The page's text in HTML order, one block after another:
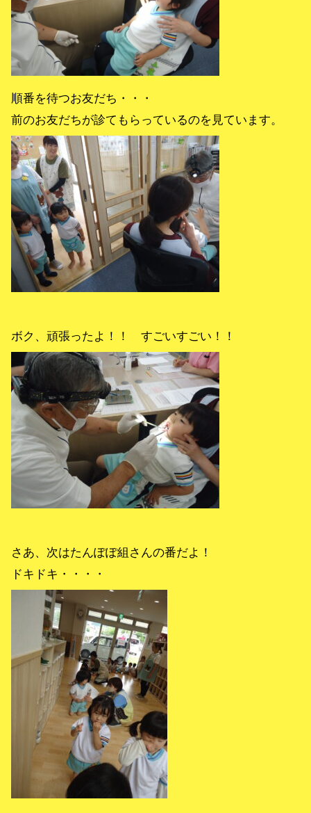
順番を待つお友だち・・・
前のお友だちが診てもらっているのを見ています。
ボク、頑張ったよ！！ すごいすごい！！
さあ、次はたんぽぽ組さんの番だよ！
ドキドキ・・・・